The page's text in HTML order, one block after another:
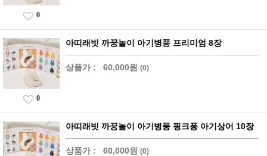
0
아띠래빗 까꿍놀이 아기병풍 프리미엄 8장
상품가 : 60,000원 (0)
0
아띠래빗 까꿍놀이 아기병풍 핑크퐁 아기상어 10장
상품가 : 60,000원 (0)